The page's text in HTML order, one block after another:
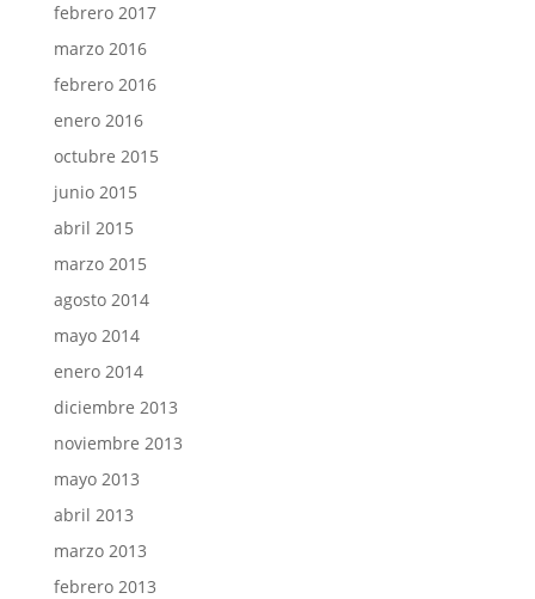
febrero 2017
marzo 2016
febrero 2016
enero 2016
octubre 2015
junio 2015
abril 2015
marzo 2015
agosto 2014
mayo 2014
enero 2014
diciembre 2013
noviembre 2013
mayo 2013
abril 2013
marzo 2013
febrero 2013